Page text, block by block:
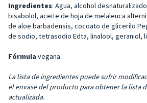
Ingredientes: Agua, alcohol
bisabolol, aceite de hoja de melaleuca
de aloe barbadensis, cocoato de glicerilo
de sodio, tetrasodio Edta, linalool, geraniol,
Fórmula vegana.
La lista de ingredientes puede sufrir
el envase del producto para obtener la lista
actualizada.